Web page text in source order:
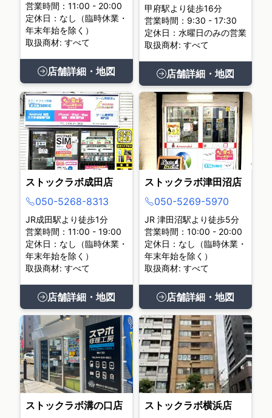
営業時間：11:00 - 20:00
定休日：なし（臨時休業・
年末年始を除く）
取扱商材: すべて
店舗詳細・地図
甲府駅より徒歩16分
営業時間：9:30 - 17:30
定休日：水曜日のみの営業
取扱商材: すべて
店舗詳細・地図
ストックラボ成田店
050-5268-8313
JR成田駅より徒歩1分
営業時間：11:00 - 19:00
定休日：なし（臨時休業・
年末年始を除く）
取扱商材: すべて
店舗詳細・地図
ストックラボ津田沼店
050-5269-5970
JR 津田沼駅より徒歩5分
営業時間：10:00 - 20:00
定休日：なし（臨時休業・
年末年始を除く）
取扱商材: すべて
店舗詳細・地図
ストックラボ溝の口店 ストックラボ横浜店